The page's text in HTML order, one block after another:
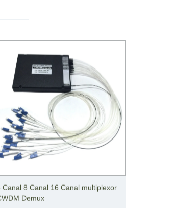
Canal 8 Canal 16 Canal multiplexor
Demux